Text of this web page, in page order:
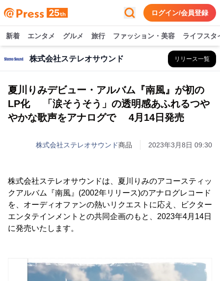
ログイン/会員登録
新着 エンタメ グルメ 旅行 ファッション・美容 ライフスタ
株式会社ステレオサウンド リリース一覧
夏川りみデビュー・アルバム『南風』が初の
LP化 「涙そうそう」の透明感あふれるつや
やかな歌声をアナログで 4月14日発売
株式会社ステレオサウンド商品 2023年3月8日 09:30
株式会社ステレオサウンドは、夏川りみのアコースティッ
クアルバム『南風』(2002年リリース)のアナログレコード
を、オーディオファンの熱いリクエストに応え、ビクター
エンタテインメントとの共同企画のもと、2023年4月14日
に発売いたします。